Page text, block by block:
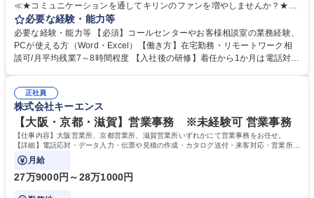
≪★コミュニケーションを通してキリンのファンを増やしませんか？★≫
お客様のお声をより良い商品づくりに活かしていく上で、窓口となるお客
様相談室でのお仕事です。 日々お客様からいただくキリングループへのご
意見を、企業活動に活かしています。お客様からの声に迅速かつ誠意をも
って対応、情報提供するとともにグループ内活動に反映しています。 【具
平均100件前後■メール・手紙：同上40件前後 募集職種 中野本社【お客様
相談室】お客様のお声をもとにより良い商品づくりへ貢献
必要な経験・能力等
必要な経験・能力等 【必須】コールセンターやお客様相談室の業務経験、
PCが使える方（Word・Excel）【働き方】在宅勤務・リモートワーク相
談可/月平均残業7～8時間程度 【入社後の研修】着任から1か月は電話対応
すのでご安心ください。 【当社について】キリングループの広報機能を担
う会社として、お客様との出会いを大切にし、磨き上げたホスピタリティ
を込めてコミュニケーションをとりながら広報関連業務を行っておりま
す。 学歴・資格 学歴：大学院 大学 高専 短大 専修学校 高校 語学力： 資
格：
正社員
株式会社キーエンス
【大阪・京都・滋賀】営業事務 ※未経験可 営業事務
【仕事内容】大阪営業所、京都営業所、滋賀営業所いずれかにて営業事務をお任せ。
【詳細】電話応対・データ入力・伝票や見積の作成・カタログ送付・来客対応・営業所内
で発生する事務業務や業務改善をお任せ。
月給
27万9000円～28万1000円